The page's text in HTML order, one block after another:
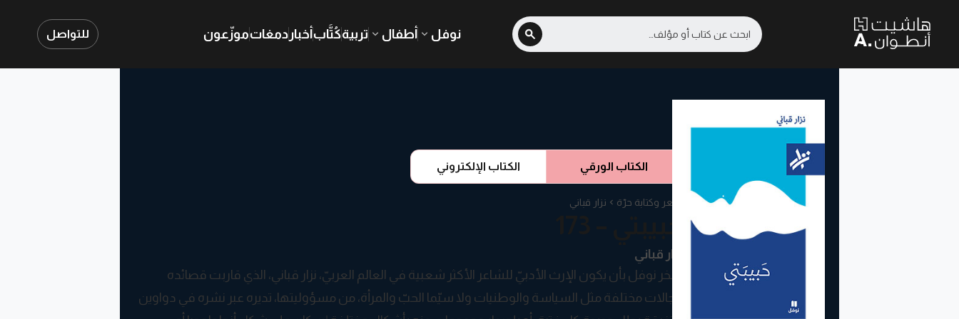
نوفل أطفال تربيةكُتَّابأخبار دمغاتموزّعون للتواصل
الكتاب الورقي الكتاب الإلكتروني
شعر وكتابة حرّة نزار قباني
نزار قباني
تفخر نوفل بأن يكون الإرث الأدبيّ للشاعر الأكثر شعبية في العالم العربيّ، نزار قباني، الذي قاربت قصائده
مجالات مختلفة مثل السياسة والوطنيات ولا سيّما الحبّ والمرأة، من مسؤوليتها، تديره عبر نشره في دواوين